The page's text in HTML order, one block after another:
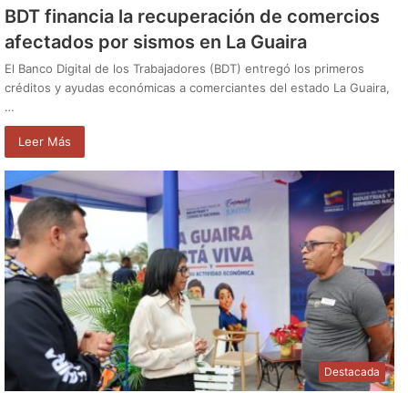
BDT financia la recuperación de comercios
afectados por sismos en La Guaira
El Banco Digital de los Trabajadores (BDT) entregó los primeros
créditos y ayudas económicas a comerciantes del estado La Guaira,
…
Leer Más
Destacada